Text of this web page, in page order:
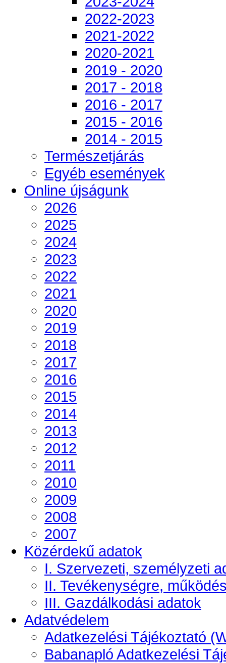
2022-2023
2021-2022
2020-2021
2019 - 2020
2017 - 2018
2016 - 2017
2015 - 2016
2014 - 2015
Természetjárás
Egyéb események
Online újságunk
2026
2025
2024
2023
2022
2021
2020
2019
2018
2017
2016
2015
2014
2013
2012
2011
2010
2009
2008
2007
Közérdekű adatok
I. Szervezeti, személyzeti
II. Tevékenységre,
III. Gazdálkodási adatok
Adatvédelem
Adatkezelési Tájékoztató
Babanapló Adatkezelési